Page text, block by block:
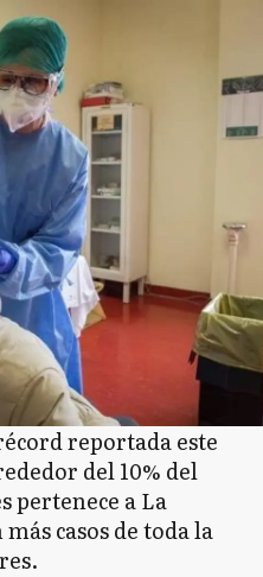
reportada este
del 10% del
pertenece a La
casos de toda la